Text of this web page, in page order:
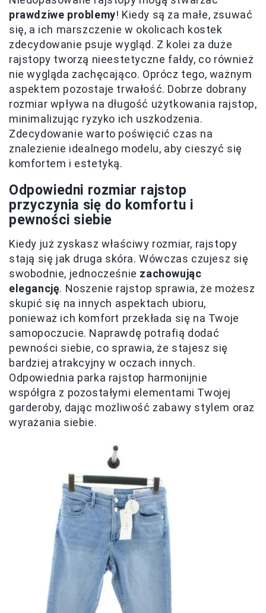
prawdziwe problemy! Kiedy są za małe, zsuwać
się, a ich marszczenie w okolicach kostek
zdecydowanie psuje wygląd. Z kolei za duże
rajstopy tworzą nieestetyczne fałdy, co również
nie wygląda zachęcająco. Oprócz tego, ważnym
aspektem pozostaje trwałość. Dobrze dobrany
rozmiar wpływa na długość użytkowania rajstop,
minimalizując ryzyko ich uszkodzenia.
Zdecydowanie warto poświęcić czas na
znalezienie idealnego modelu, aby cieszyć się
komfortem i estetyką.
Odpowiedni rozmiar rajstop
przyczynia się do komfortu i
pewności siebie
Kiedy już zyskasz właściwy rozmiar, rajstopy
stają się jak druga skóra. Wówczas czujesz się
swobodnie, jednocześnie zachowując
elegancję. Noszenie rajstop sprawia, że możesz
skupić się na innych aspektach ubioru,
ponieważ ich komfort przekłada się na Twoje
samopoczucie. Naprawdę potrafią dodać
pewności siebie, co sprawia, że stajesz się
bardziej atrakcyjny w oczach innych.
Odpowiednia parka rajstop harmonijnie
współgra z pozostałymi elementami Twojej
garderoby, dając możliwość zabawy stylem oraz
wyrażania siebie.